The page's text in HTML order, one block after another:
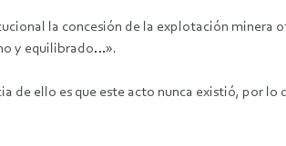
la concesión de la explotación minera
y equilibrado…».
de ello es que este acto nunca existió, por lo